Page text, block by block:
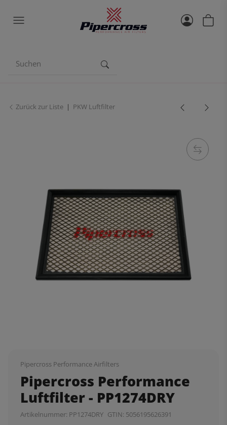
Zurück zur Liste PKW Luftfilter
Pipercross Performance Airfilters
Pipercross Performance
Luftfilter - PP1274DRY
Artikelnummer: PP1274DRY GTIN: 5056195626391